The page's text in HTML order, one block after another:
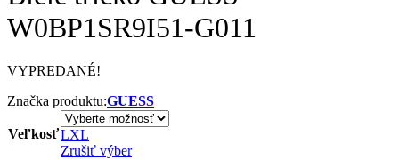
W0BP1SR9I51-G011
VYPREDANÉ!
Značka produktu:GUESS
VeľkosťLXL
Zrušiť výber